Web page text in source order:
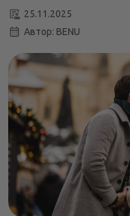
25.11.2025
Автор: BENU